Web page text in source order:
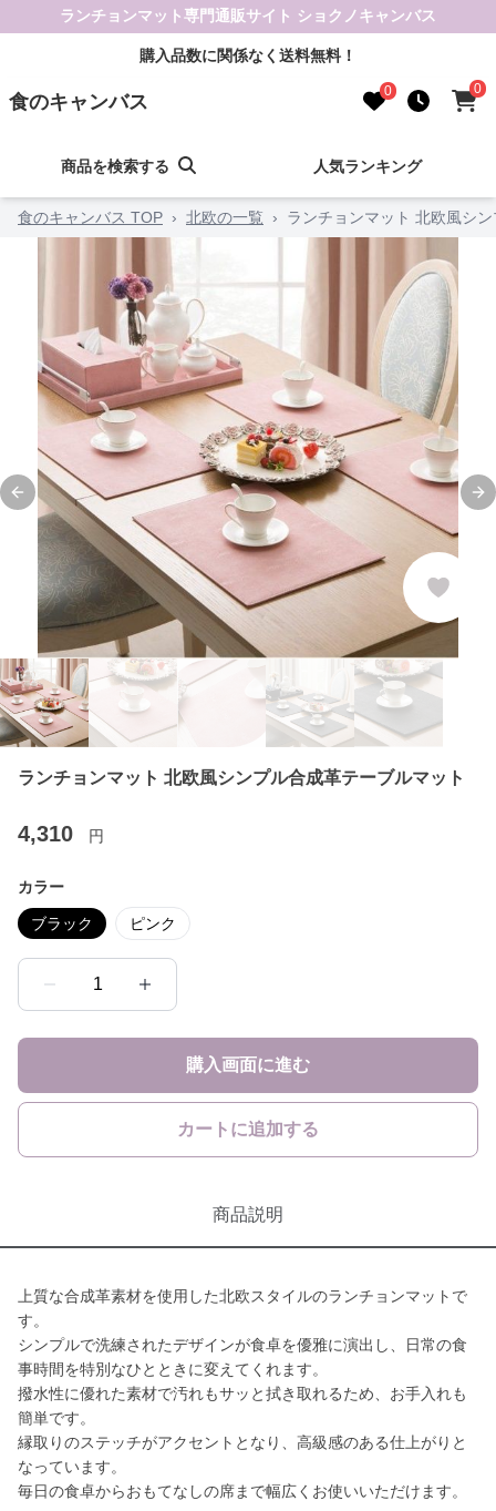
ランチョンマット専門通販サイト ショクノキャンバス
購入品数に関係なく送料無料！
食のキャンバス 0 0
商品を検索する 人気ランキング
食のキャンバス TOP › 北欧の一覧 › ランチョンマット 北欧風シ
Previous slide
ランチョンマット 北欧風シンプル合成革テーブルマット
4,310 円
カラー
ブラック ピンク
1
購入画面に進む
カートに追加する
商品説明
上質な合成革素材を使用した北欧スタイルのランチョンマットで
す。
シンプルで洗練されたデザインが食卓を優雅に演出し、日常の食
事時間を特別なひとときに変えてくれます。
撥水性に優れた素材で汚れもサッと拭き取れるため、お手入れも
簡単です。
縁取りのステッチがアクセントとなり、高級感のある仕上がりと
なっています。
毎日の食卓からおもてなしの席まで幅広くお使いいただけます。